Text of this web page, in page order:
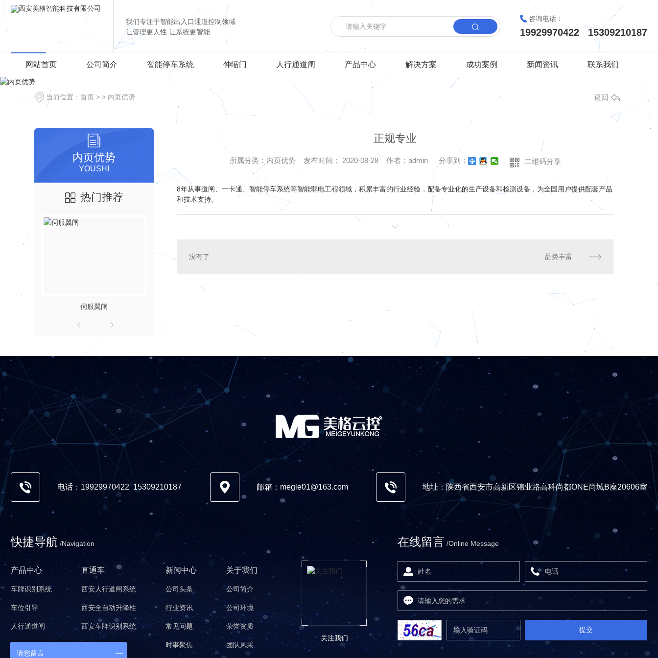
我们专注于智能出入口通道控制领域
让管理更人性 让系统更智能
咨询电话：
19929970422 15309210187
网站首页 公司简介 智能停车系统 伸缩门 人行通道闸 产品中心 解决方案 成功案例 新闻资讯 联系我们
当前位置： 首页 > > 内页优势 返回
内页优势
YOUSHI
热门推荐
伺服翼闸
正规专业
所属分类：内页优势 发布时间： 2020-08-28 作者：admin 分享到： 二维码分享
8年从事道闸、一卡通、智能停车系统等智能弱电工程领域，积累丰富的行业经验，配备专业化的生产设备和检测设备，为全国用户提供配套产品
和技术支持。
没有了 品类丰富
电话：19929970422 15309210187 邮箱：megle01@163.com 地址：陕西省西安市高新区锦业路高科尚都ONE尚城B座20606室
快捷导航 /Navigation
产品中心
车牌识别系统
车位引导
人行通道闸
道闸
直通车
西安人行道闸系统
西安全自动升降柱
西安车牌识别系统
新闻中心
公司头条
行业资讯
常见问题
时事聚焦
关于我们
公司简介
公司环境
荣誉资质
团队风采
关注我们
在线留言 /Online Message
提交
请您留言